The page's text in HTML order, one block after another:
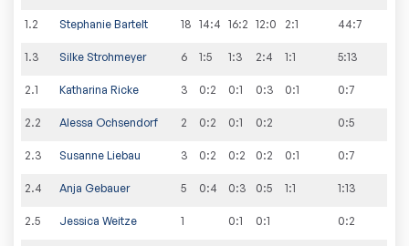
1.2 Stephanie Bartelt 18 14:4 16:2 12:0 2:1 44:7
1.3 Silke Strohmeyer 6 1:5 1:3 2:4 1:1 5:13
2.1 Katharina Ricke 3 0:2 0:1 0:3 0:1 0:7
2.2 Alessa Ochsendorf 2 0:2 0:1 0:2 0:5
2.3 Susanne Liebau 3 0:2 0:2 0:2 0:1 0:7
2.4 Anja Gebauer 5 0:4 0:3 0:5 1:1 1:13
2.5 Jessica Weitze 1 0:1 0:1 0:2